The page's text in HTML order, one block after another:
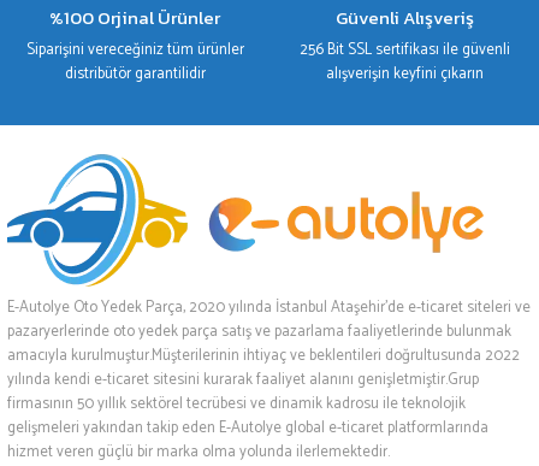
%100 Orjinal Ürünler
Siparişini vereceğiniz tüm ürünler
distribütör garantilidir
Güvenli Alışveriş
256 Bit SSL sertifikası ile güvenli
alışverişin keyfini çıkarın
E-Autolye Oto Yedek Parça, 2020 yılında İstanbul Ataşehir’de e-ticaret siteleri ve
pazaryerlerinde oto yedek parça satış ve pazarlama faaliyetlerinde bulunmak
amacıyla kurulmuştur.Müşterilerinin ihtiyaç ve beklentileri doğrultusunda 2022
yılında kendi e-ticaret sitesini kurarak faaliyet alanını genişletmiştir.Grup
firmasının 50 yıllık sektörel tecrübesi ve dinamik kadrosu ile teknolojik
gelişmeleri yakından takip eden E-Autolye global e-ticaret platformlarında
hizmet veren güçlü bir marka olma yolunda ilerlemektedir.